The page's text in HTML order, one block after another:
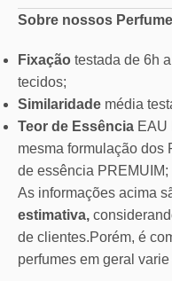
Sobre nossos
Fixação testada de 6h
tecidos;
Similaridade média
Teor de Essência EAU
mesma formulação dos
de essência PREMUIM;
As informações acima
estimativa,
de clientes.Porém, é
perfumes em geral